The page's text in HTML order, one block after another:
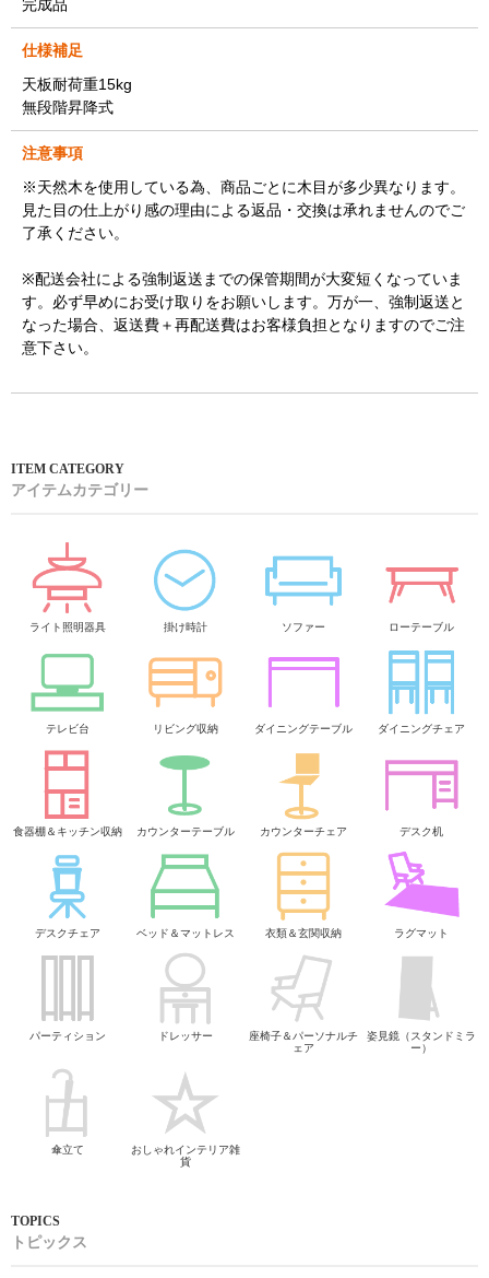
完成品
仕様補足
天板耐荷重15kg
無段階昇降式
注意事項
※天然木を使用している為、商品ごとに木目が多少異なります。
見た目の仕上がり感の理由による返品・交換は承れませんのでご
了承ください。
※配送会社による強制返送までの保管期間が大変短くなっていま
す。必ず早めにお受け取りをお願いします。万が一、強制返送と
なった場合、返送費＋再配送費はお客様負担となりますのでご注
意下さい。
アイテムカテゴリー
ライト照明器具 掛け時計 ソファー ローテーブル
テレビ台 リビング収納 ダイニングテーブル ダイニングチェア
食器棚＆キッチン収納 カウンターテーブル カウンターチェア デスク机
デスクチェア ベッド＆マットレス 衣類＆玄関収納 ラグマット
パーティション ドレッサー
座椅子＆パーソナルチ
ェア
姿見鏡（スタンドミラ
ー）
傘立て
おしゃれインテリア雑
貨
トピックス